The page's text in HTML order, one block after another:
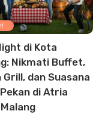
di Kota
Nikmati Buffet,
Grill, dan Suasana
di Atria